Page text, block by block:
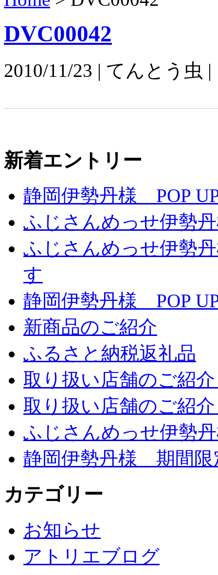
DVC00042
2010/11/23 | てんとう虫 |
新着エントリー
静岡伊勢丹様 POP
ふじさんめっせ伊勢
ふじさんめっせ伊勢
す
静岡伊勢丹様 POP
新商品のご紹介
ふるさと納税返礼品
取り扱い店舗のご紹
取り扱い店舗のご紹
ふじさんめっせ伊勢
静岡伊勢丹様 期間限
カテゴリー
お知らせ
アトリエブログ